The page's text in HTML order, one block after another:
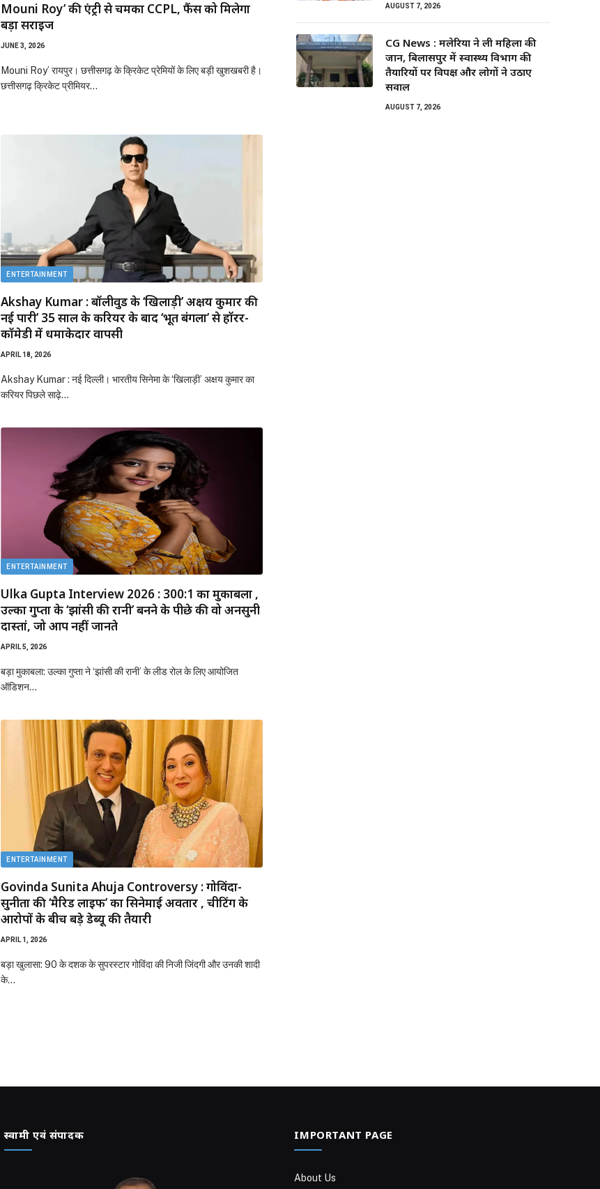
Mouni Roy’ की एंट्री से चमका CCPL, फैंस को मिलेगा
बड़ा सरप्राइज
JUNE 3, 2026
Mouni Roy’ रायपुर। छत्तीसगढ़ के क्रिकेट प्रेमियों के लिए बड़ी खुशखबरी है।
छत्तीसगढ़ क्रिकेट प्रीमियर…
ENTERTAINMENT
Akshay Kumar : बॉलीवुड के ‘खिलाड़ी’ अक्षय कुमार की
नई पारी’ 35 साल के करियर के बाद ‘भूत बंगला’ से हॉरर-
कॉमेडी में धमाकेदार वापसी
APRIL 18, 2026
Akshay Kumar : नई दिल्ली। भारतीय सिनेमा के ‘खिलाड़ी’ अक्षय कुमार का
करियर पिछले साढ़े…
ENTERTAINMENT
Ulka Gupta Interview 2026 : 300:1 का मुकाबला ,
उल्का गुप्ता के ‘झांसी की रानी’ बनने के पीछे की वो अनसुनी
दास्तां, जो आप नहीं जानते
APRIL 5, 2026
बड़ा मुकाबला: उल्का गुप्ता ने ‘झांसी की रानी’ के लीड रोल के लिए आयोजित
ऑडिशन…
ENTERTAINMENT
Govinda Sunita Ahuja Controversy : गोविंदा-
सुनीता की ‘मैरिड लाइफ’ का सिनेमाई अवतार , चीटिंग के
आरोपों के बीच बड़े डेब्यू की तैयारी
APRIL 1, 2026
बड़ा खुलासा: 90 के दशक के सुपरस्टार गोविंदा की निजी जिंदगी और उनकी शादी
के…
AUGUST 7, 2026
CG News : मलेरिया ने ली महिला की
जान, बिलासपुर में स्वास्थ्य विभाग की
तैयारियों पर विपक्ष और लोगों ने उठाए
सवाल
AUGUST 7, 2026
स्वामी एवं संपादक IMPORTANT PAGE
About Us